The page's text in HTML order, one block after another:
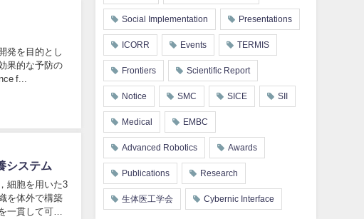
発を目的とし
果的な予防の
f...
システム
細胞を用いた3
を体外で構築
一貫して可能
Social Implementation Presentations
ICORR Events TERMIS
Frontiers Scientific Report
Notice SMC SICE SII
Medical EMBC
Advanced Robotics Awards
Publications Research
生体医工学会 Cybernic Interface